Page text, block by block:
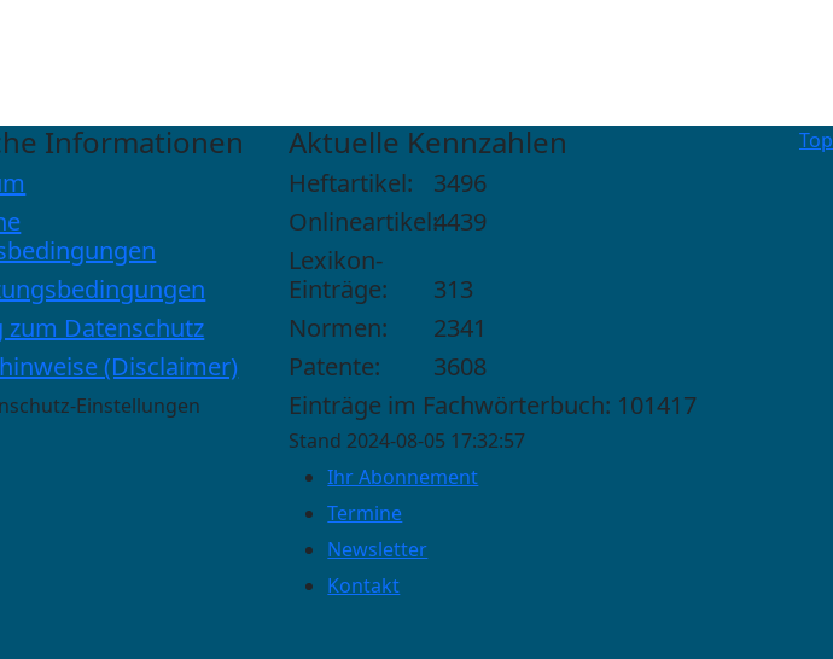
Top
Informationen
zum Datenschutz
(Disclaimer)
Einstellungen
Aktuelle Kennzahlen
Heftartikel:
3496
Onlineartikel:4439
Lexikon-
Einträge:
313
Normen:
2341
Patente:
3608
Einträge im Fachwörterbuch: 101417
Stand 2024-08-05 17:32:57
Ihr Abonnement
Termine
Newsletter
Kontakt